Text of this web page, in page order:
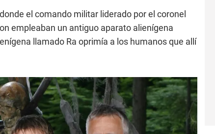
el comando militar liderado por el coronel
empleaban un antiguo aparato alienígena
llamado Ra oprimía a los humanos que allí